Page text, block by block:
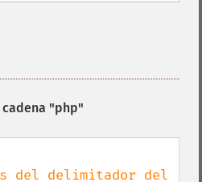
cadena "php"
del delimitador del